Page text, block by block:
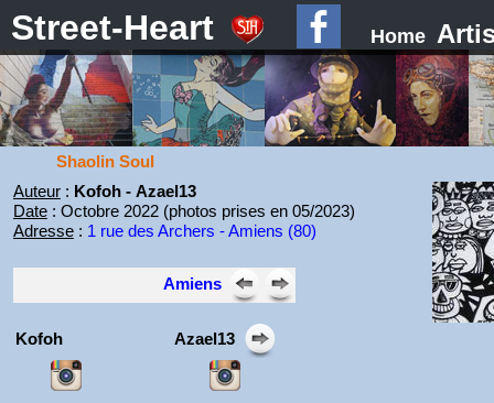
Street-Heart Home
Shaolin Soul
Auteur: Kofoh - Azael13
Date: Octobre 2022 (photos prises en 05/2023)
Adresse: 1 rue des Archers - Amiens (80)
Amiens
Kofoh Azael13